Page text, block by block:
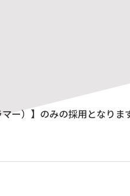
ー）】のみの採用となりま